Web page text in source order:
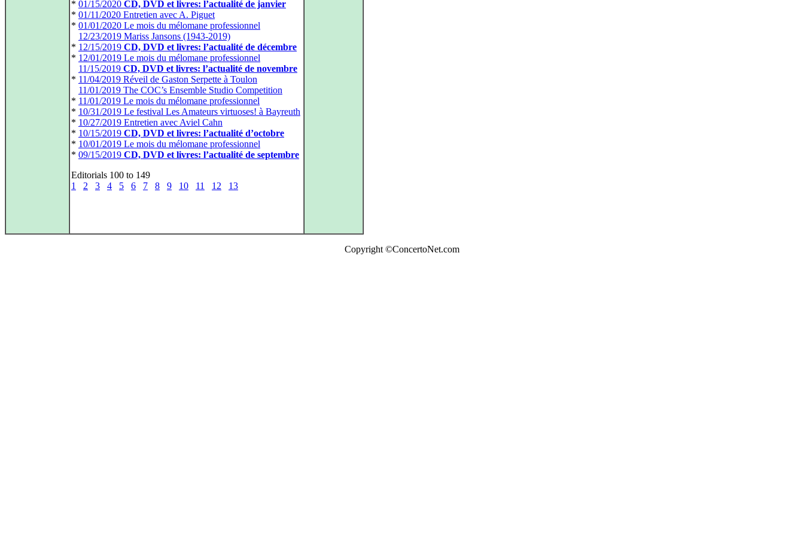
* 01/15/2020 CD, DVD et livres: l’actualité de janvier
* 01/11/2020 Entretien avec A. Piguet
* 01/01/2020 Le mois du mélomane professionnel
12/23/2019 Mariss Jansons (1943-2019)
* 12/15/2019 CD, DVD et livres: l’actualité de décembre
* 12/01/2019 Le mois du mélomane professionnel
11/15/2019 CD, DVD et livres: l’actualité de novembre
* 11/04/2019 Réveil de Gaston Serpette à Toulon
11/01/2019 The COC’s Ensemble Studio Competition
* 11/01/2019 Le mois du mélomane professionnel
* 10/31/2019 Le festival Les Amateurs virtuoses! à Bayreuth
* 10/27/2019 Entretien avec Aviel Cahn
* 10/15/2019 CD, DVD et livres: l’actualité d’octobre
* 10/01/2019 Le mois du mélomane professionnel
* 09/15/2019 CD, DVD et livres: l’actualité de septembre
Editorials 100 to 149
1
2 3 4 5 6 7 8 9 10 11 12 13
Copyright ©ConcertoNet.com